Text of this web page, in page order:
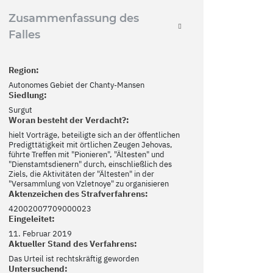
Zusammenfassung des
Falles
Region:
Autonomes Gebiet der Chanty-Mansen
Siedlung:
Surgut
Woran besteht der Verdacht?:
hielt Vorträge, beteiligte sich an der öffentlichen
Predigttätigkeit mit örtlichen Zeugen Jehovas,
führte Treffen mit "Pionieren", "Ältesten" und
"Dienstamtsdienern" durch, einschließlich des
Ziels, die Aktivitäten der "Ältesten" in der
"Versammlung von Vzletnoye" zu organisieren
Aktenzeichen des Strafverfahrens:
42002007709000023
Eingeleitet:
11. Februar 2019
Aktueller Stand des Verfahrens:
Das Urteil ist rechtskräftig geworden
Untersuchend: